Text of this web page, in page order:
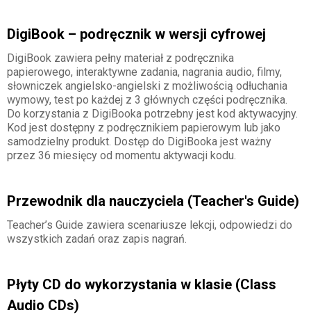
DigiBook – podręcznik w wersji cyfrowej
DigiBook zawiera pełny materiał z podręcznika
papierowego, interaktywne zadania, nagrania audio, filmy,
słowniczek angielsko-angielski z możliwością odłuchania
wymowy, test po każdej z 3 głównych części podręcznika.
Do korzystania z DigiBooka potrzebny jest kod aktywacyjny.
Kod jest dostępny z podręcznikiem papierowym lub jako
samodzielny produkt. Dostęp do DigiBooka jest ważny
przez 36 miesięcy od momentu aktywacji kodu.
Przewodnik dla nauczyciela (Teacher's Guide)
Teacher’s Guide zawiera scenariusze lekcji, odpowiedzi do
wszystkich zadań oraz zapis nagrań.
Płyty CD do wykorzystania w klasie (Class
Audio CDs)